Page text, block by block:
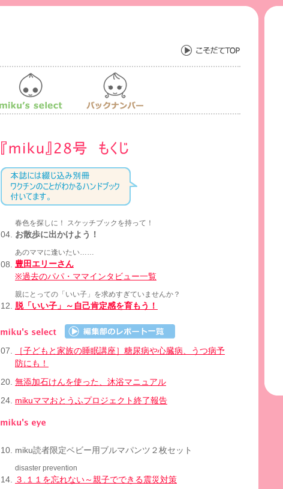
04.
春色を探しに！ スケッチブックを持って！
お散歩に出かけよう！
08.
あのママに逢いたい……
豊田エリーさん
※過去のパパ・ママインタビュー一覧
12.
親にとっての「いい子」を求めすぎていませんか？
脱「いい子」～自己肯定感を育もう！
07.
［子どもと家族の睡眠講座］糖尿病や心臓病、うつ病予
防にも！
20. 無添加石けんを使った、沐浴マニュアル
24. mikuママおとうふプロジェクト終了報告
10. miku読者限定ベビー用ブルマパンツ２枚セット
14.
disaster prevention
３.１１を忘れない～親子でできる震災対策